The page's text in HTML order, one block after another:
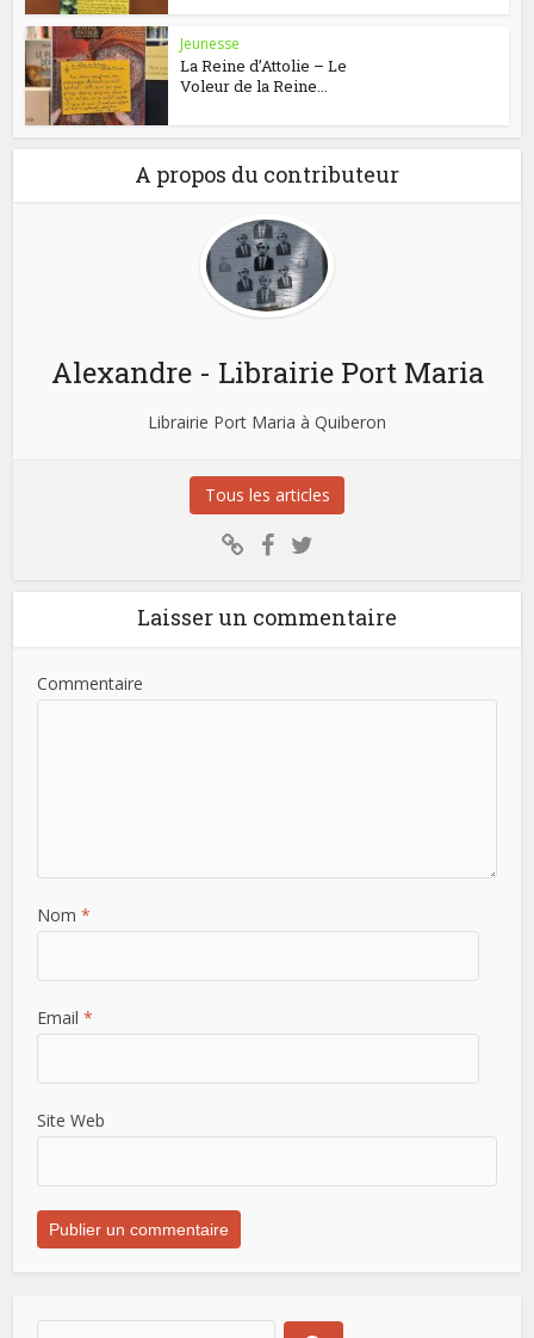
Jeunesse
La Reine d’Attolie – Le
Voleur de la Reine...
A propos du contributeur
Alexandre - Librairie Port Maria
Librairie Port Maria à Quiberon
Tous les articles
Laisser un commentaire
Commentaire
Nom *
Email *
Site Web